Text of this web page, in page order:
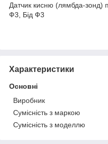
Датчик кисню (лямбда-зонд)
Ф3, Бід Ф3
Характеристики
Основні
Виробник
Сумісність з маркою
Сумісність з моделлю